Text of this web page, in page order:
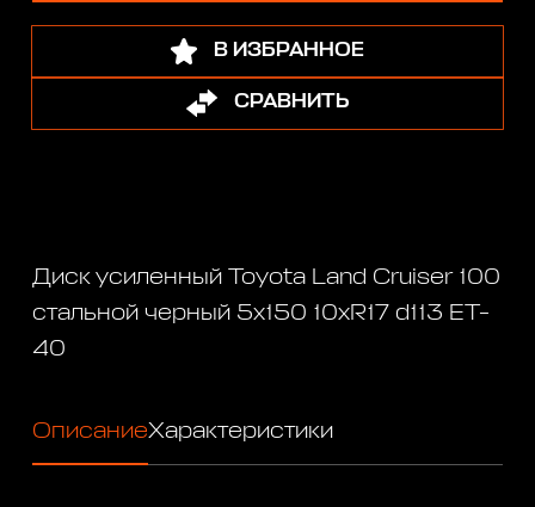
В ИЗБРАННОЕ
СРАВНИТЬ
Диск усиленный Toyota Land Cruiser 100
стальной черный 5x150 10xR17 d113 ET-
40
ОписаниеХарактеристики